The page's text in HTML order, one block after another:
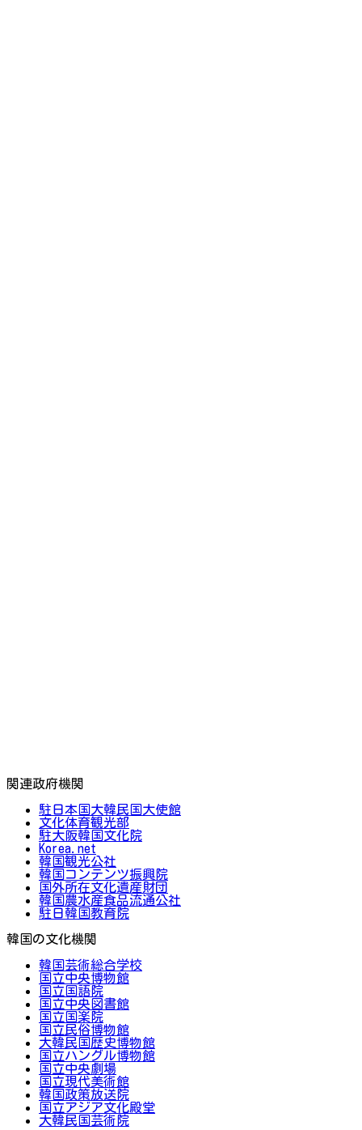
関連政府機関
駐日本国大韓民国大使館
文化体育観光部
駐大阪韓国文化院
Korea.net
韓国観光公社
韓国コンテンツ振興院
国外所在文化遺産財団
韓国農水産食品流通公社
駐日韓国教育院
韓国の文化機関
韓国芸術総合学校
国立中央博物館
国立国語院
国立中央図書館
国立国楽院
国立民俗博物館
大韓民国歴史博物館
国立ハングル博物館
国立中央劇場
国立現代美術館
韓国政策放送院
国立アジア文化殿堂
大韓民国芸術院